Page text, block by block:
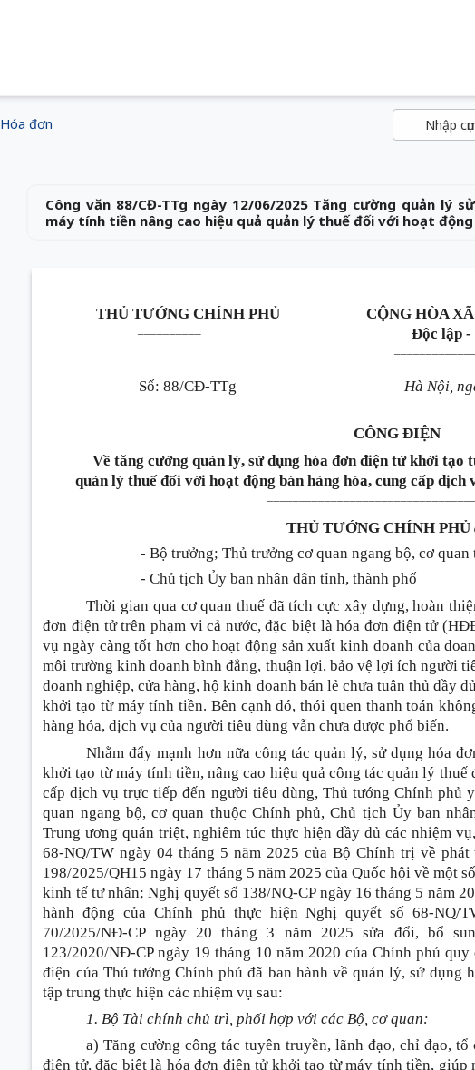
Hóa đơn
Công văn 88/CĐ-TTg ngày 12/06/2025 Tăng cường quản lý
máy tính tiền nâng cao hiệu quả quản lý thuế đối với hoạt động
THỦ TƯỚNG CHÍNH PHỦ
CỘNG HÒA
Độc lập -
Số: 88/CĐ-TTg Hà Nội,
CÔNG ĐIỆN
Về tăng cường quản lý, sử dụng hóa đơn điện tử khởi tạo
quản lý thuế đối với hoạt động bán hàng hóa, cung cấp
THỦ TƯỚNG CHÍNH PHỦ
- Bộ trưởng; Thủ trưởng cơ quan ngang bộ, cơ
- Chủ tịch Ủy ban nhân dân tỉnh, thành phố
Thời gian qua cơ quan thuế đã tích cực xây dựng, hoàn
đơn điện tử trên phạm vi cả nước, đặc biệt là hóa đơn điện tử
vụ ngày càng tốt hơn cho hoạt động sản xuất kinh doanh của
môi trường kinh doanh bình đẳng, thuận lợi, bảo vệ lợi ích người
doanh nghiệp, cửa hàng, hộ kinh doanh bán lẻ chưa tuân thủ đầy
khởi tạo từ máy tính tiền. Bên cạnh đó, thói quen thanh toán
hàng hóa, dịch vụ của người tiêu dùng vẫn chưa được phổ biến.
Nhằm đẩy mạnh hơn nữa công tác quản lý, sử dụng hóa
khởi tạo từ máy tính tiền, nâng cao hiệu quả công tác quản lý thuế
cấp dịch vụ trực tiếp đến người tiêu dùng, Thủ tướng Chính phủ
quan ngang bộ, cơ quan thuộc Chính phủ, Chủ tịch Ủy ban
Trung ương quán triệt, nghiêm túc thực hiện đầy đủ các nhiệm
68-NQ/TW ngày 04 tháng 5 năm 2025 của Bộ Chính trị về
198/2025/QH15 ngày 17 tháng 5 năm 2025 của Quốc hội về một
kinh tế tư nhân; Nghị quyết số 138/NQ-CP ngày 16 tháng 5 năm
hành động của Chính phủ thực hiện Nghị quyết số 68-NQ/
70/2025/NĐ-CP ngày 20 tháng 3 năm 2025 sửa đổi, bổ
123/2020/NĐ-CP ngày 19 tháng 10 năm 2020 của Chính phủ
điện của Thủ tướng Chính phủ đã ban hành về quản lý, sử dụng
tập trung thực hiện các nhiệm vụ sau:
1. Bộ Tài chính chủ trì, phối hợp với các Bộ, cơ quan:
a) Tăng cường công tác tuyên truyền, lãnh đạo, chỉ đạo,
điện tử, đặc biệt là hóa đơn điện tử khởi tạo từ máy tính tiền, giúp